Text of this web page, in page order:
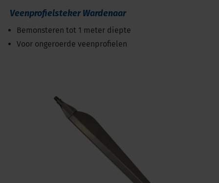
Veenprofielsteker Wardenaar
Bemonsteren tot 1 meter diepte
Voor ongeroerde veenprofielen